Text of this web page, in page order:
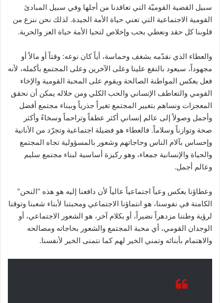
سبيل القضية القوميّة التي تعاقدنا من أجلها وفي سبيل المبادئ
القومية الاجتماعية التي تعني حياة الأمة الجيدة. لذلك نحن ننزع من
قلوبنا كل حقد ونعطي بحب وإخلاص لتحيا الأمة حياة العز والحرية.
والعطاء الذي نقدّمه بشغف وحماسة، أياً كان نوعه: وقتاً أو مالاً أو
مجهوداً، سيعود بالنفع علينا وعلى الآخرين وعلى المجتمع بأكمله، لأنه
فعل يعكس المواطنة الصالحة ويقوم على المحبة القومية والإخاء
القومي والتعاطف الإنساني والحب الكلي ومن خلاله يمكن أن نحقق
المعجزات ونساهم بتغيير المجتمع تغيراً جذرياً وببناء مجتمع أفضل
وأجمل وصولاً إلى عالم إنساني أكثر عطفاً وتراحماً وسخاءً وأكثر
صحة وتوازناً وسلاماً. فالعطاء هو فضيلة اجتماعية وتجرّد من الأنانية
وإحساس بآلام الناس وحاجاتهم وشعور بالمسؤولية تجاه المجتمع
والحياة والإنسانية جمعاء، وهو ركيزة أساسية لبناء مجتمع سليم
وعالم أجمل.
وعطاؤنا يعكس وعياً اجتماعياً عالياً لأن دافعنا إليه هو هذه “النحن”
الكامنة في نفوسنا، هو انتماؤنا الاجتماعي ومحبتنا لأبناء شعبنا وتوقنا
لرؤية وطننا مزدهراً نضيراً، أو بكلام آخر، هو الشعور الاجتماعي، أو
الوجدان القومي، أي محبة المجتمع والشعور بحاجاته ومصالحه
والاهتمام بأبنائه وتمني الخير لهم كما نتمنى الخير لأنفسنا.